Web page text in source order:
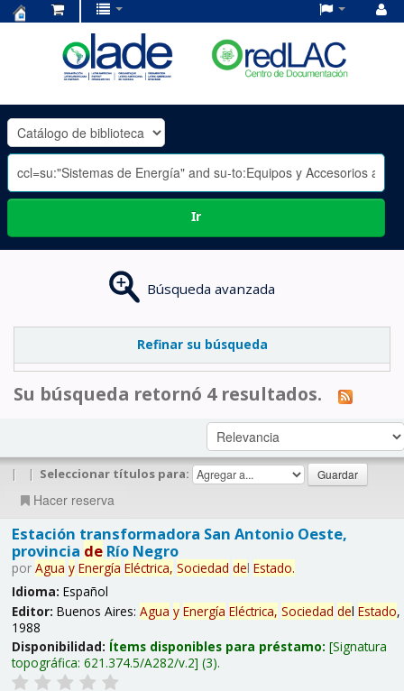
OLADE
-
Ir
Búsqueda avanzada
Refinar su búsqueda
Su búsqueda retornó 4 resultados.
| | Seleccionar títulos para:
Hacer reserva
Estación transformadora San Antonio Oeste,
provincia deRío Negro
por Agua y Energía Eléctrica, Sociedad del Estado.
Idioma: Español
Editor: Buenos Aires: Agua y Energía Eléctrica, Sociedad del Estado,
1988
Disponibilidad: Ítems disponibles para préstamo: Signatura
topográfica: 621.374.5/A282/v.2 (3).